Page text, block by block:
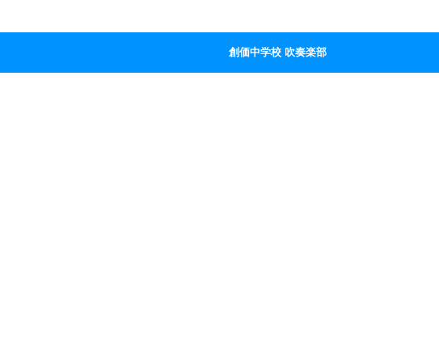
創価中学校 吹奏楽部